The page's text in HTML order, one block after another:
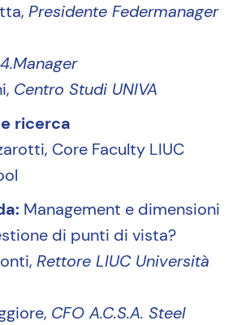
Presidente Federmanager
4.Manager
Centro Studi UNIVA
ricerca
Core Faculty LIUC
Management e dimensioni
di punti di vista?
Rettore LIUC Università
CFO A.C.S.A. Steel